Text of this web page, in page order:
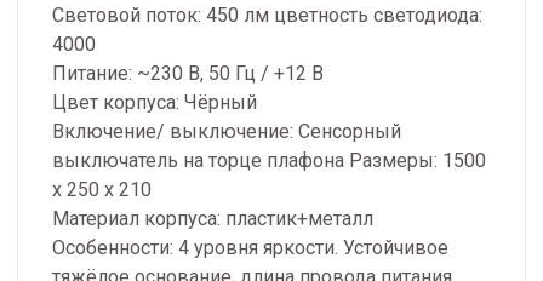
Световой поток: 450 лм цветность светодиода:
4000
Питание: ~230 В, 50 Гц / +12 В
Цвет корпуса: Чёрный
Включение/ выключение: Сенсорный
выключатель на торце плафона Размеры: 1500
х 250 х 210
Материал корпуса: пластик+металл
Особенности: 4 уровня яркости. Устойчивое